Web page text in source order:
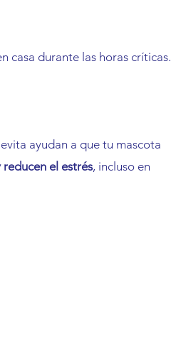
casa durante las horas críticas.
ayudan a que tu mascota
el estrés, incluso en